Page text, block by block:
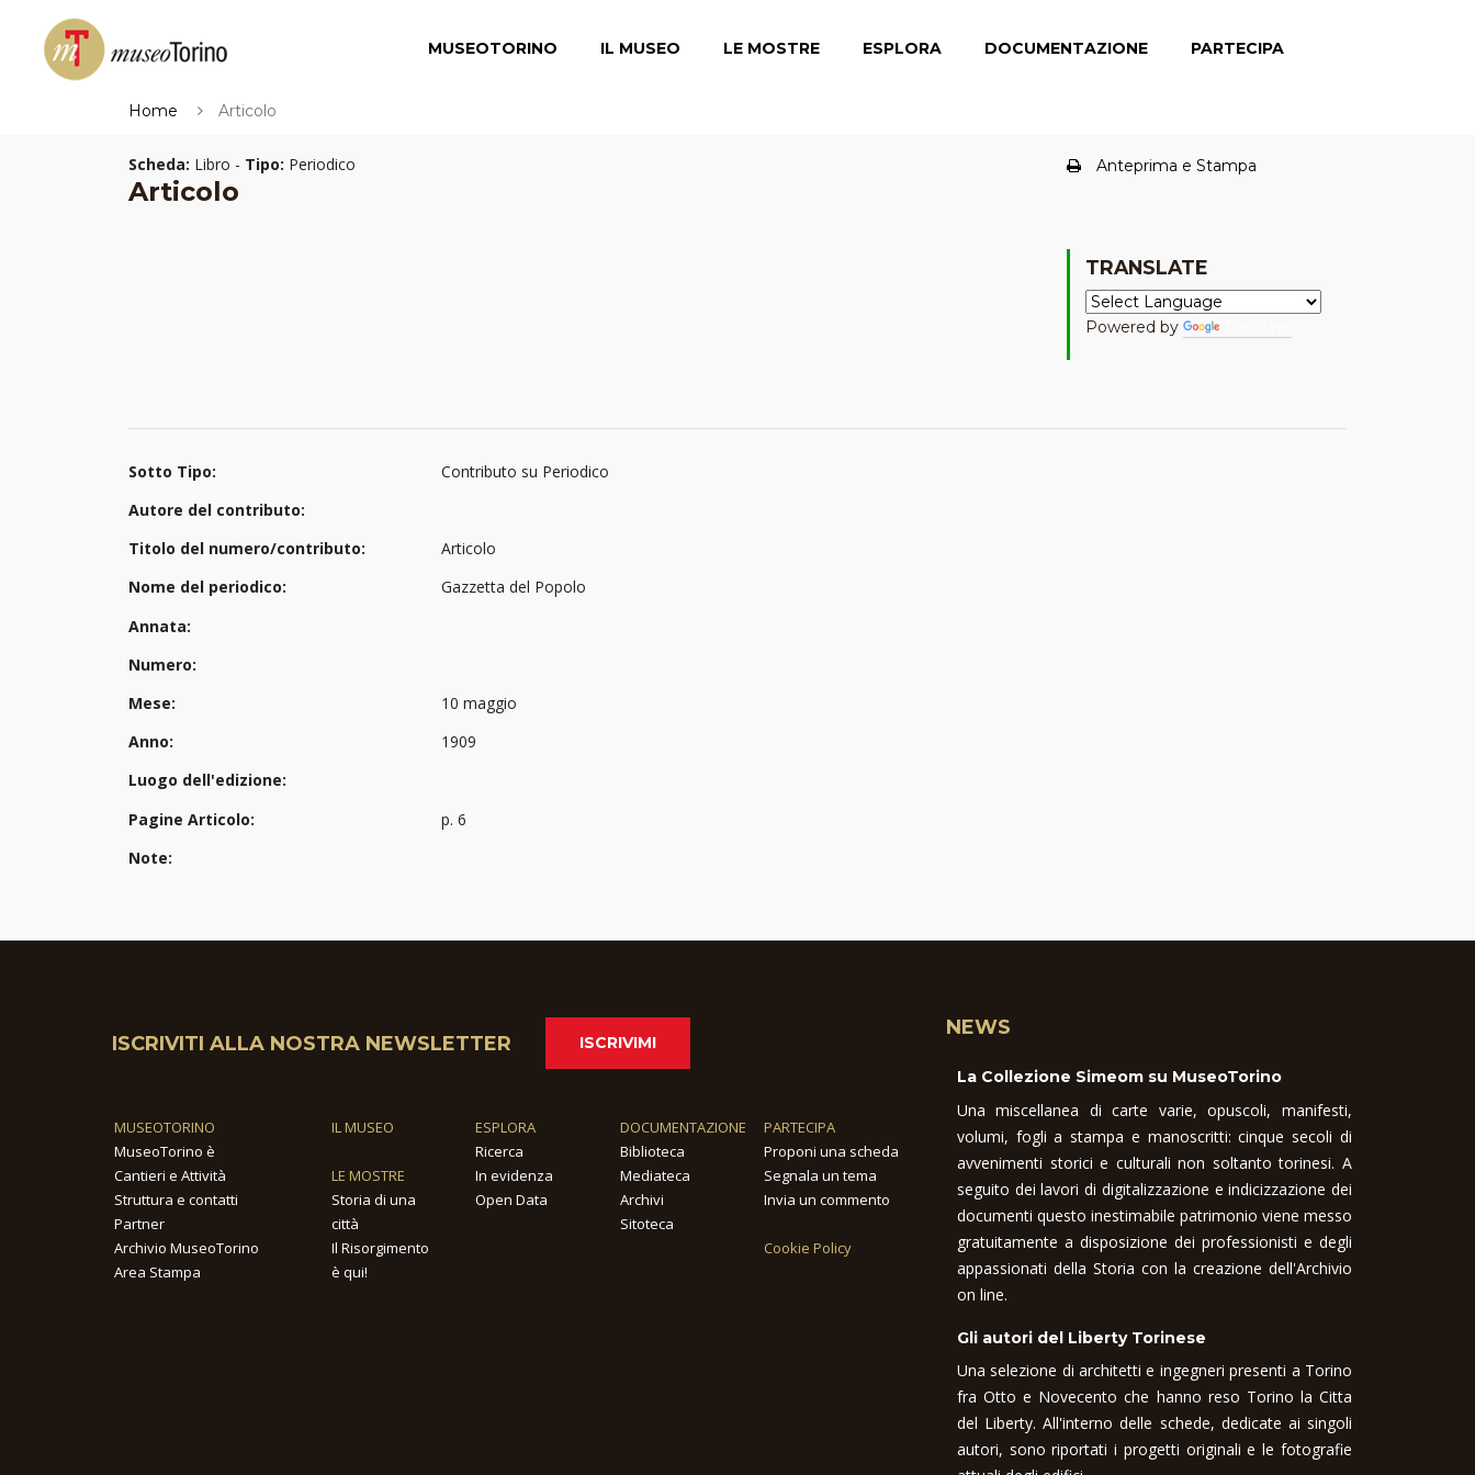
MUSEOTORINO IL MUSEO LE MOSTRE ESPLORA DOCUMENTAZIONE PARTECIPA
Home Articolo
Scheda: Libro - Tipo: Periodico
Articolo
Anteprima e Stampa
TRANSLATE
Powered by
Sotto Tipo:
Contributo su Periodico
Autore del contributo:
Titolo del numero/contributo:
Articolo
Nome del periodico:
Gazzetta del Popolo
Annata:
Numero:
Mese:
10 maggio
Anno:
1909
Luogo dell'edizione:
Pagine Articolo:
p. 6
Note:
ISCRIVITI ALLA NOSTRA NEWSLETTER ISCRIVIMI
MUSEOTORINO
MuseoTorino è
Cantieri e Attività
Struttura e contatti
Partner
Archivio MuseoTorino
Area Stampa
IL MUSEO
LE MOSTRE
Storia di una
città
Il Risorgimento
è qui!
ESPLORA
Ricerca
In evidenza
Open Data
DOCUMENTAZIONE
Biblioteca
Mediateca
Archivi
Sitoteca
PARTECIPA
Proponi una scheda
Segnala un tema
Invia un commento
Cookie Policy
NEWS
La Collezione Simeom su MuseoTorino
Una miscellanea di carte varie, opuscoli, manifesti,
volumi, fogli a stampa e manoscritti: cinque secoli di
avvenimenti storici e culturali non soltanto torinesi. A
seguito dei lavori di digitalizzazione e indicizzazione dei
documenti questo inestimabile patrimonio viene messo
gratuitamente a disposizione dei professionisti e degli
appassionati della Storia con la creazione dell'Archivio
on line.
Gli autori del Liberty Torinese
Una selezione di architetti e ingegneri presenti a Torino
fra Otto e Novecento che hanno reso Torino la Citta
del Liberty. All'interno delle schede, dedicate ai singoli
autori, sono riportati i progetti originali e le fotografie